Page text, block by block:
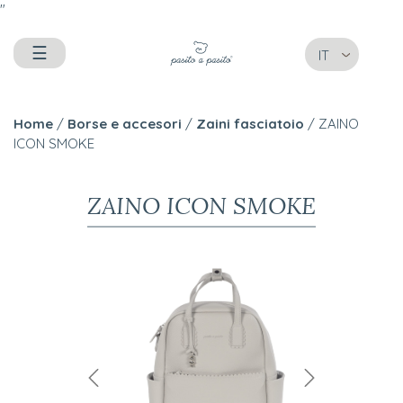
"
☰ IT
Home / Borse e accesori / Zaini fasciatoio / ZAINO
ICON SMOKE
ZAINO ICON SMOKE